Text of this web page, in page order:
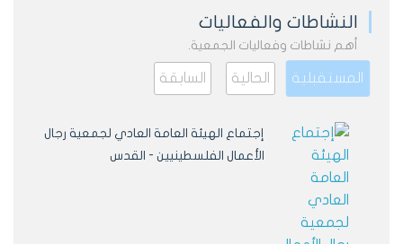
المشاركة في القمة العالمية الثالثة
النشاطات والفعاليات
أهم نشاطات وفعاليات الجمعية.
المستقبلية الحالية السابقة
إجتماع الهيئة العامة العادي لجمعية رجال
الأعمال الفلسطينيين - القدس